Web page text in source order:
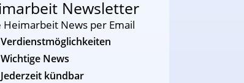
Newsletter
Heimarbeit News per Email
Verdienstmöglichkeiten
Wichtige News
Jederzeit kündbar